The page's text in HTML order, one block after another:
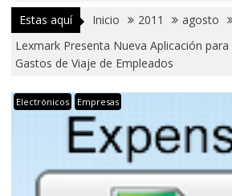
Estas aquí Inicio 2011 agosto
Lexmark Presenta Nueva Aplicación
Gastos de Viaje de Empleados
Electrónicos Empresas